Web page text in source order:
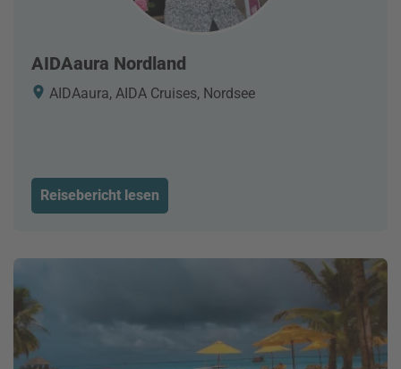
AIDAaura Nordland
AIDAaura, AIDA Cruises, Nordsee
Reisebericht lesen